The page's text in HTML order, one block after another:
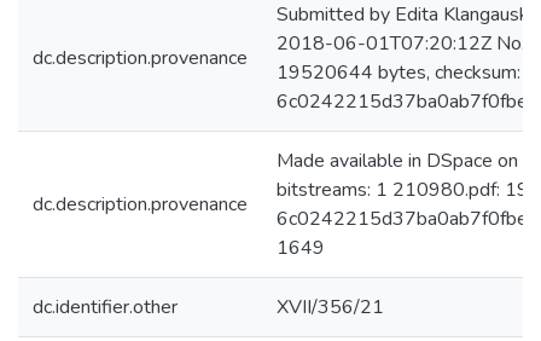
dc.description.provenance
Submitted by Edita
2018-06-01T07:20:12Z No.
19520644 bytes, checksum:
dc.description.provenance
Made available in DSpace on
bitstreams: 1 210980.pdf:
1649
dc.identifier.other XVII/356/21